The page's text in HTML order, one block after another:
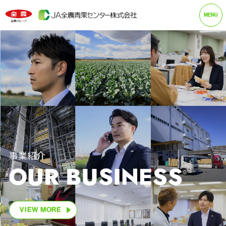
MENU
トップ
企業情報
事業紹介
コンテンツ企画
ニュース
採用情報
青果センターの想い
事業紹介
OUR BUSINESS
VIEW MORE